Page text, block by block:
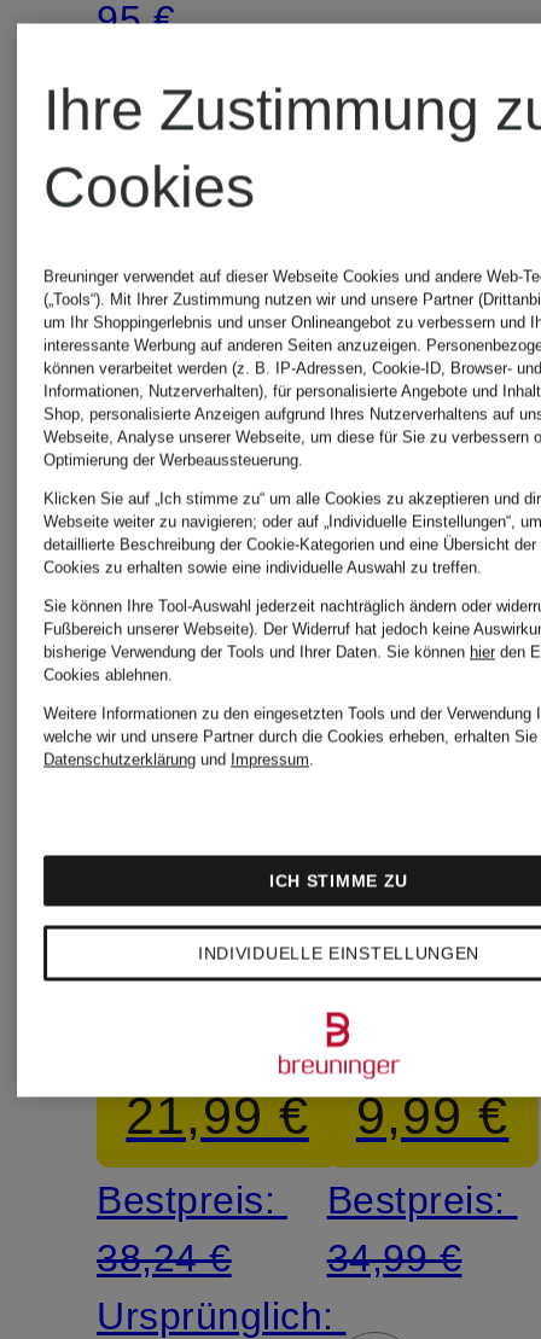
95 €
Mix &
Match
MRS &
Bralette-
21,99 €
Bestpreis:
38,24 €
Ursprünglich:
Match
Brazilian-
Bikini-
Hose
9,99 €
Bestpreis:
34,99 €
Ihre Zustimmung
Cookies
Breuninger verwendet auf dieser Webseite Cookies und andere Web-
(„Tools“). Mit Ihrer Zustimmung nutzen wir und unsere Partner
um Ihr Shoppingerlebnis und unser Onlineangebot zu verbessern und
interessante Werbung auf anderen Seiten anzuzeigen.
können verarbeitet werden (z. B. IP-Adressen, Cookie-ID, Browser-
Informationen, Nutzerverhalten), für personalisierte Angebote und
Shop, personalisierte Anzeigen aufgrund Ihres Nutzerverhaltens auf
Webseite, Analyse unserer Webseite, um diese für Sie zu verbessern
Optimierung der Werbeaussteuerung.
Klicken Sie auf „Ich stimme zu“ um alle Cookies zu akzeptieren und
Webseite weiter zu navigieren; oder auf „Individuelle Einstellungen“,
detaillierte Beschreibung der Cookie-Kategorien und eine Übersicht
Cookies zu erhalten sowie eine individuelle Auswahl zu treffen.
Sie können Ihre Tool-Auswahl jederzeit nachträglich ändern oder
Fußbereich unserer Webseite). Der Widerruf hat jedoch keine
bisherige Verwendung der Tools und Ihrer Daten. Sie können hier den
Cookies ablehnen.
Weitere Informationen zu den eingesetzten Tools und der Verwendung
welche wir und unsere Partner durch die Cookies erheben, erhalten
Datenschutzerklärung und Impressum.
INDIVIDUELLE EINSTELLUNGEN
ICH STIMME ZU